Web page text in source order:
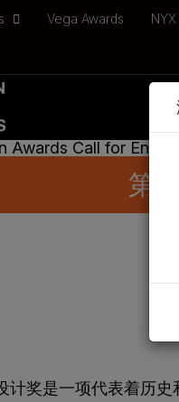
Vega Awards
第
计奖是一项代表着历